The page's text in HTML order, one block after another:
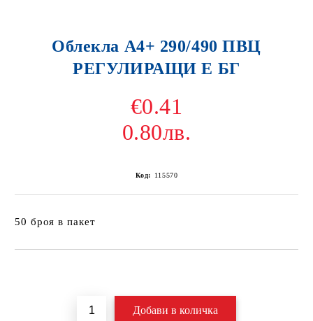
Облекла А4+ 290/490 ПВЦ
РЕГУЛИРАЩИ Е БГ
€0.41
0.80лв.
Код: 115570
50 броя в пакет